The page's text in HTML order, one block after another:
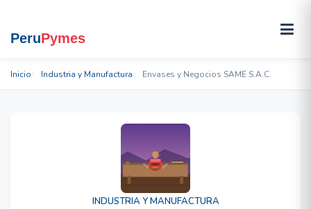
Inicio Industria y Manufactura Envases y Negocios SAME S.A.C.
INDUSTRIA Y MANUFACTURA